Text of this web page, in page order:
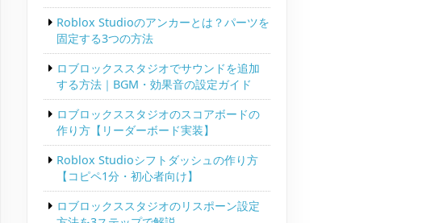
Roblox Studioのアンカーとは？パーツを
固定する3つの方法
ロブロックススタジオでサウンドを追加
する方法｜BGM・効果音の設定ガイド
ロブロックススタジオのスコアボードの
作り方【リーダーボード実装】
Roblox Studioシフトダッシュの作り方
【コピペ1分・初心者向け】
ロブロックススタジオのリスポーン設定